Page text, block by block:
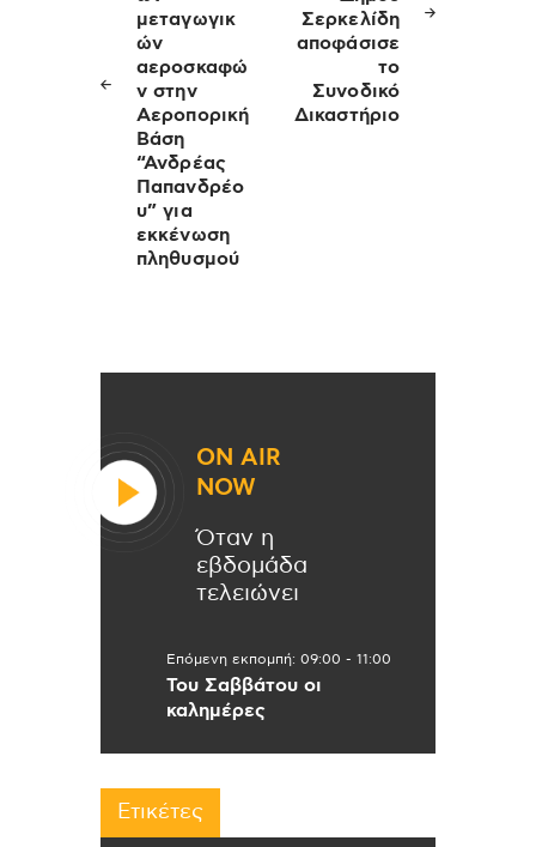
μεταγωγικ
ών
αεροσκαφώ
ν στην
Αεροπορική
Βάση
“Ανδρέας
Παπανδρέο
υ” για
εκκένωση
πληθυσμού
Σερκελίδη
αποφάσισε
το
Συνοδικό
Δικαστήριο
ON AIR
NOW
Όταν η
εβδομάδα
τελειώνει
Επόμενη εκπομπή: 09:00 - 11:00
Του Σαββάτου οι
καλημέρες
Ετικέτες